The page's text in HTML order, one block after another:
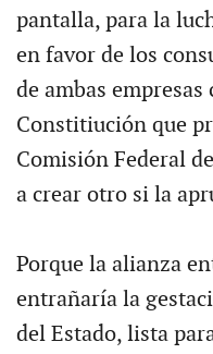
pantalla, para la
en favor de los
de ambas
Constitiución que
Comisión Federal
a crear otro si la
Porque la alianza
entrañaría la
del Estado, lista